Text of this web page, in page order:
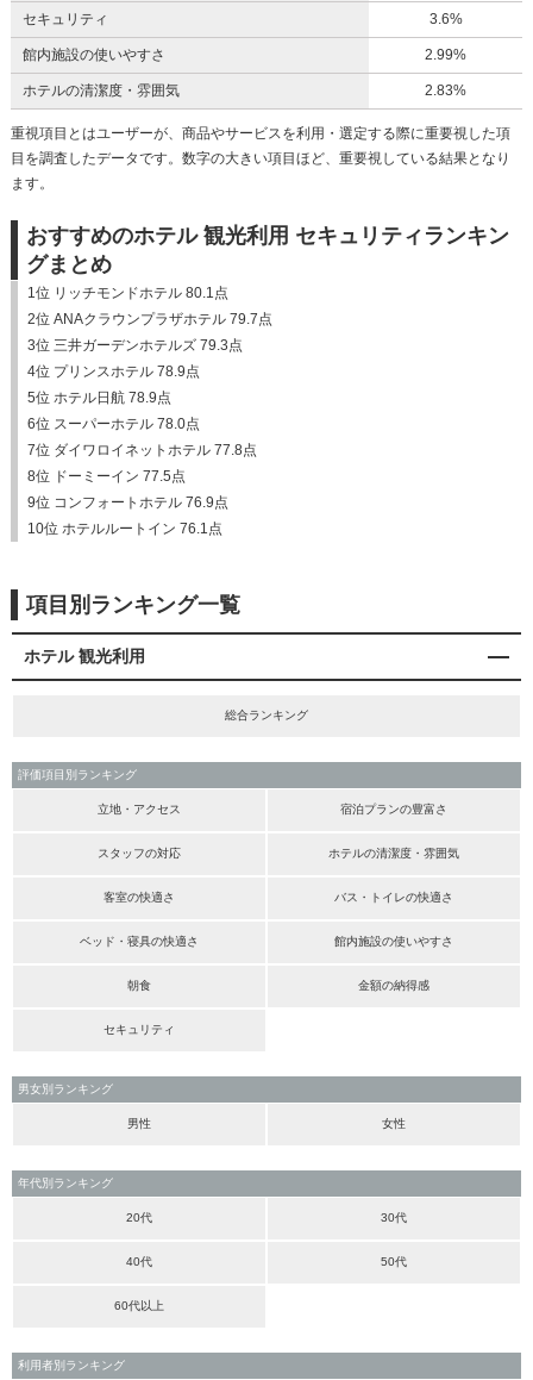
セキュリティ 3.6%
館内施設の使いやすさ 2.99%
ホテルの清潔度・雰囲気 2.83%
重視項目とはユーザーが、商品やサービスを利用・選定する際に重要視した項
目を調査したデータです。数字の大きい項目ほど、重要視している結果となり
ます。
おすすめのホテル 観光利用 セキュリティランキン
グまとめ
1位 リッチモンドホテル 80.1点
2位 ANAクラウンプラザホテル 79.7点
3位 三井ガーデンホテルズ 79.3点
4位 プリンスホテル 78.9点
5位 ホテル日航 78.9点
6位 スーパーホテル 78.0点
7位 ダイワロイネットホテル 77.8点
8位 ドーミーイン 77.5点
9位 コンフォートホテル 76.9点
10位 ホテルルートイン 76.1点
項目別ランキング一覧
ホテル 観光利用
総合ランキング
評価項目別ランキング
立地・アクセス 宿泊プランの豊富さ
スタッフの対応 ホテルの清潔度・雰囲気
客室の快適さ バス・トイレの快適さ
ベッド・寝具の快適さ 館内施設の使いやすさ
朝食 金額の納得感
セキュリティ
男女別ランキング
男性 女性
年代別ランキング
20代 30代
40代 50代
60代以上
利用者別ランキング